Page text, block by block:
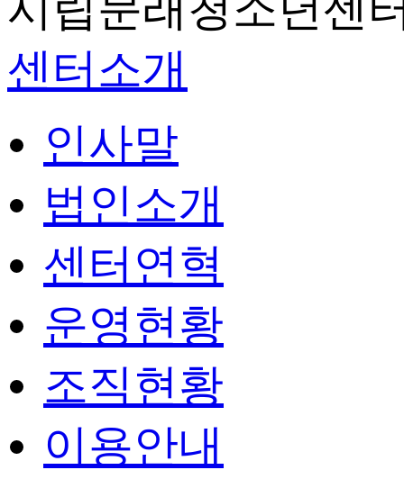
센터소개
인사말
법인소개
센터연혁
운영현황
조직현황
이용안내